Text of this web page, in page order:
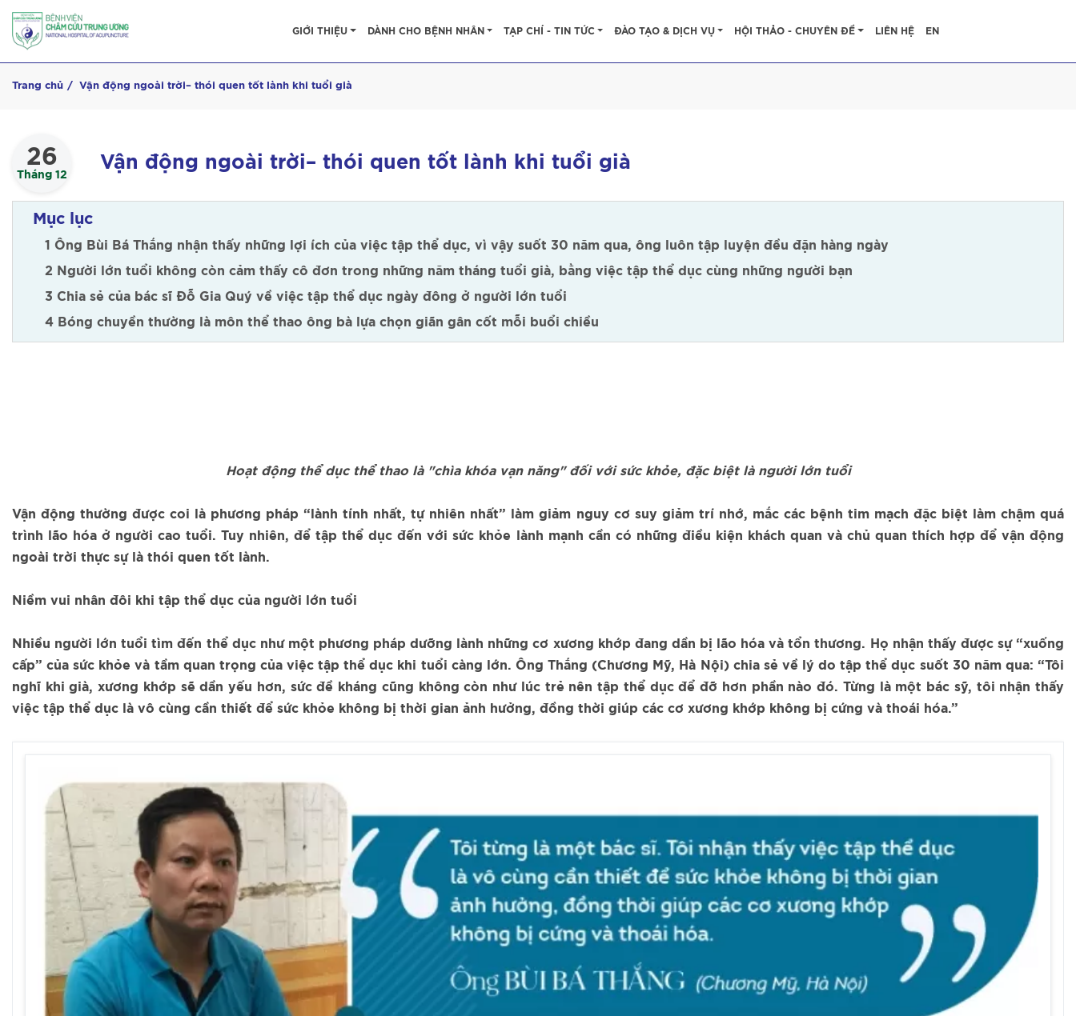
GIỚI THIỆU DÀNH CHO BỆNH NHÂN TẠP CHÍ - TIN TỨC ĐÀO TẠO & DỊCH VỤ HỘI THẢO - CHUYÊN ĐỀ LIÊN HỆ EN
Trang chủ Vận động ngoài trời– thói quen tốt lành khi tuổi già
26
Tháng 12
Vận động ngoài trời– thói quen tốt lành khi tuổi già
Mục lục
1 Ông Bùi Bá Thắng nhận thấy những lợi ích của việc tập thể dục, vì vậy suốt 30 năm qua, ông luôn tập luyện đều đặn hàng ngày
2 Người lớn tuổi không còn cảm thấy cô đơn trong những năm tháng tuổi già, bằng việc tập thể dục cùng những người bạn
3 Chia sẻ của bác sĩ Đỗ Gia Quý về việc tập thể dục ngày đông ở người lớn tuổi
4 Bóng chuyền thường là môn thể thao ông bà lựa chọn giãn gân cốt mỗi buổi chiều
Hoạt động thể dục thể thao là "chìa khóa vạn năng" đối với sức khỏe, đặc biệt là người lớn tuổi
Vận động thường được coi là phương pháp “lành tính nhất, tự nhiên nhất” làm giảm nguy cơ suy giảm trí nhớ, mắc các bệnh tim mạch đặc biệt làm chậm quá
trình lão hóa ở người cao tuổi. Tuy nhiên, để tập thể dục đến với sức khỏe lành mạnh cần có những điều kiện khách quan và chủ quan thích hợp để vận động
ngoài trời thực sự là thói quen tốt lành.
Niềm vui nhân đôi khi tập thể dục của người lớn tuổi
Nhiều người lớn tuổi tìm đến thể dục như một phương pháp dưỡng lành những cơ xương khớp đang dần bị lão hóa và tổn thương. Họ nhận thấy được sự “xuống
cấp” của sức khỏe và tầm quan trọng của việc tập thể dục khi tuổi càng lớn. Ông Thắng (Chương Mỹ, Hà Nội) chia sẻ về lý do tập thể dục suốt 30 năm qua: “Tôi
nghĩ khi già, xương khớp sẽ dần yếu hơn, sức đề kháng cũng không còn như lúc trẻ nên tập thể dục để đỡ hơn phần nào đó. Từng là một bác sỹ, tôi nhận thấy
việc tập thể dục là vô cùng cần thiết để sức khỏe không bị thời gian ảnh hưởng, đồng thời giúp các cơ xương khớp không bị cứng và thoái hóa.”